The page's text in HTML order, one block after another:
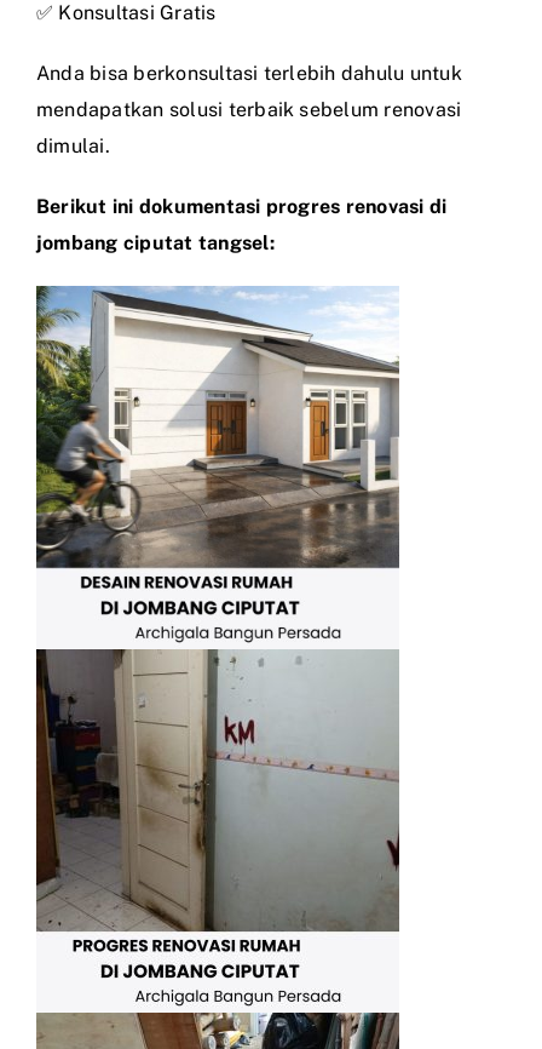
✅ Konsultasi Gratis
Anda bisa berkonsultasi terlebih dahulu untuk
mendapatkan solusi terbaik sebelum renovasi
dimulai.
Berikut ini dokumentasi progres renovasi di
jombang ciputat tangsel: